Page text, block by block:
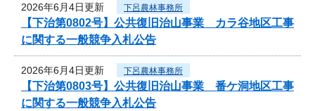
2026年6月4日更新 下呂農林事務所
【下治第0802号】公共復旧治山事業 カラ谷地区工事
に関する一般競争入札公告
2026年6月4日更新 下呂農林事務所
【下治第0803号】公共復旧治山事業 番ケ洞地区工事
に関する一般競争入札公告